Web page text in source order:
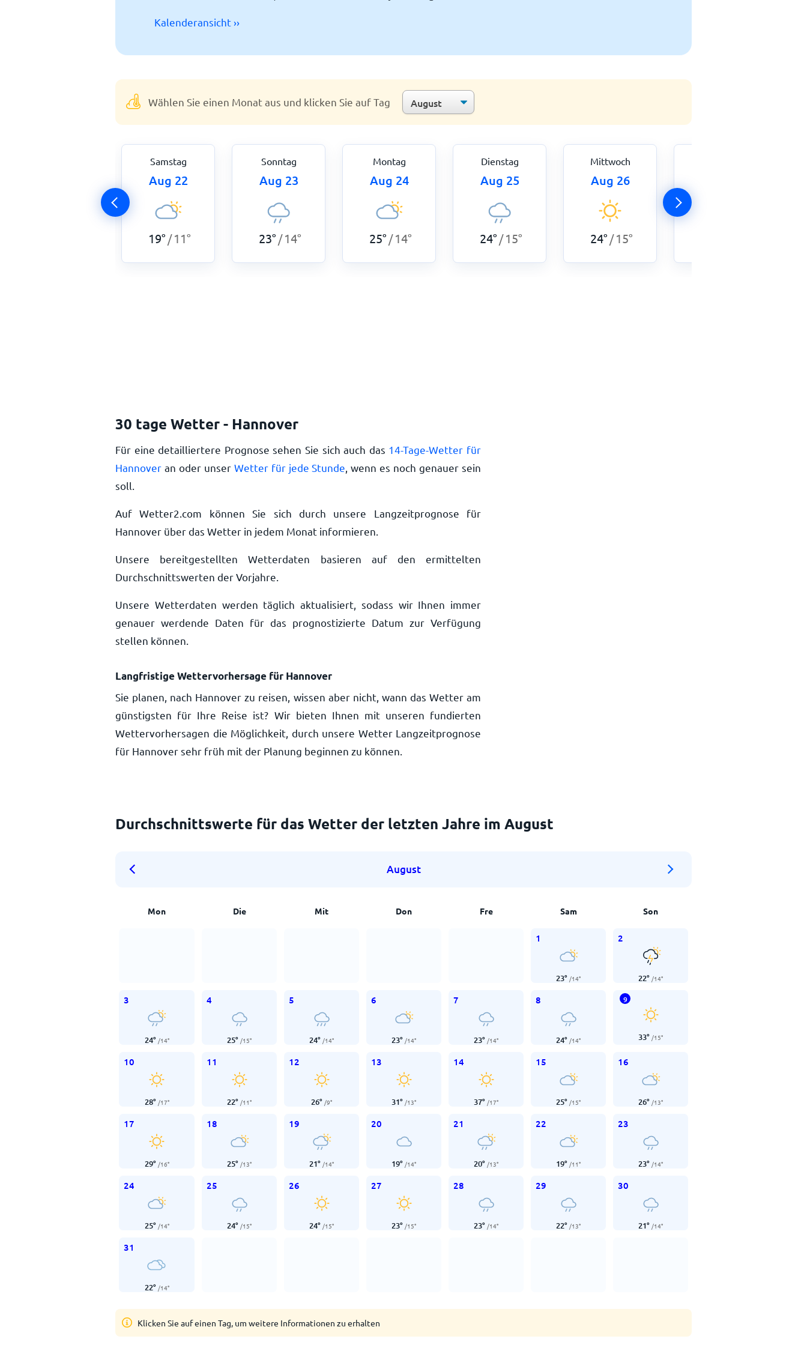
Kalenderansicht ››
Wählen Sie einen Monat aus und klicken Sie auf Tag
Samstag
Aug 22
19° / 11°
Sonntag
Aug 23
23° / 14°
Montag
Aug 24
25° / 14°
Dienstag
Aug 25
24° / 15°
Mittwoch
Aug 26
24° / 15°
30 tage Wetter - Hannover
Für eine detailliertere Prognose sehen Sie sich auch das 14-Tage-Wetter für
Hannover an oder unser Wetter für jede Stunde , wenn es noch genauer sein
soll.
Auf Wetter2.com können Sie sich durch unsere Langzeitprognose für
Hannover über das Wetter in jedem Monat informieren.
Unsere bereitgestellten Wetterdaten basieren auf den ermittelten
Durchschnittswerten der Vorjahre.
Unsere Wetterdaten werden täglich aktualisiert, sodass wir Ihnen immer
genauer werdende Daten für das prognostizierte Datum zur Verfügung
stellen können.
Langfristige Wettervorhersage für Hannover
Sie planen, nach Hannover zu reisen, wissen aber nicht, wann das Wetter am
günstigsten für Ihre Reise ist? Wir bieten Ihnen mit unseren fundierten
Wettervorhersagen die Möglichkeit, durch unsere Wetter Langzeitprognose
für Hannover sehr früh mit der Planung beginnen zu können.
Durchschnittswerte für das Wetter der letzten Jahre im August
August
Mon Die Mit Don Fre Sam Son
1
23° /14°
2
22° /14°
3
24° /14°
4
25° /15°
5
24° /14°
6
23° /14°
7
23° /14°
8
24° /14°
9
33° /15°
10
28° /17°
11
22° /11°
12
26° /9°
13
31° /13°
14
37° /17°
15
25° /15°
16
26° /13°
17
29° /16°
18
25° /13°
19
21° /14°
20
19° /14°
21
20° /13°
22
19° /11°
23
23° /14°
24
25° /14°
25
24° /15°
26
24° /15°
27
23° /15°
28
23° /14°
29
22° /13°
30
21° /14°
31
22° /14°
Klicken Sie auf einen Tag, um weitere Informationen zu erhalten